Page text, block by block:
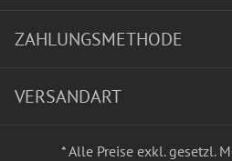
ZAHLUNGSMETHODE
VERSANDART
* Alle Preise exkl. gesetzl.